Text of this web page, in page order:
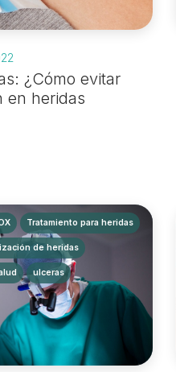
¿Cómo evitar
en heridas
Tratamiento para heridas
de heridas
ulceras